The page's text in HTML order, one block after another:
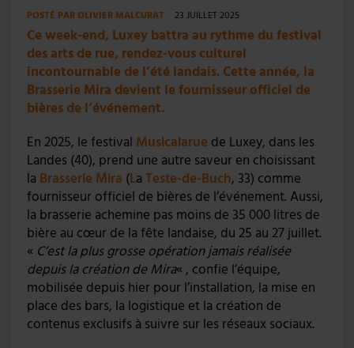
POSTÉ PAROLIVIER MALCURAT 23 JUILLET 2025
Ce week-end, Luxey battra au rythme du festival
des arts de rue, rendez-vous culturel
incontournable de l’été landais. Cette année, la
Brasserie Mira devient le fournisseur officiel de
bières de l’événement.
En 2025, le festival Musicalarue de Luxey, dans les
Landes (40), prend une autre saveur en choisissant
la Brasserie Mira (La Teste-de-Buch, 33) comme
fournisseur officiel de bières de l’événement. Aussi,
la brasserie achemine pas moins de 35 000 litres de
bière au cœur de la fête landaise, du 25 au 27 juillet.
« C’est la plus grosse opération jamais réalisée
depuis la création de Mira« , confie l’équipe,
mobilisée depuis hier pour l’installation, la mise en
place des bars, la logistique et la création de
contenus exclusifs à suivre sur les réseaux sociaux.